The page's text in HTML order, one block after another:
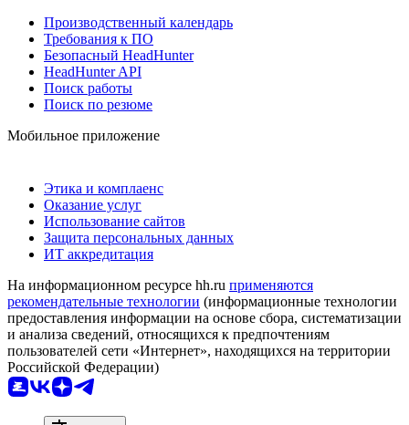
Производственный календарь
Требования к ПО
Безопасный HeadHunter
HeadHunter API
Поиск работы
Поиск по резюме
Мобильное приложение
Этика и комплаенс
Оказание услуг
Использование сайтов
Защита персональных данных
ИТ аккредитация
На информационном ресурсе hh.ru применяются
рекомендательные технологии (информационные технологии
предоставления информации на основе сбора, систематизации
и анализа сведений, относящихся к предпочтениям
пользователей сети «Интернет», находящихся на территории
Российской Федерации)